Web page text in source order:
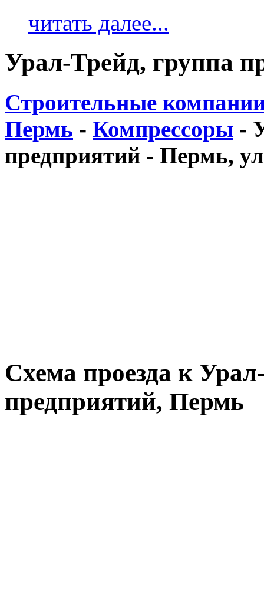
читать далее...
Урал-Трейд, группа
Строительные
Пермь - Компрессоры -
предприятий - Пермь,
Схема проезда к
предприятий, Пермь